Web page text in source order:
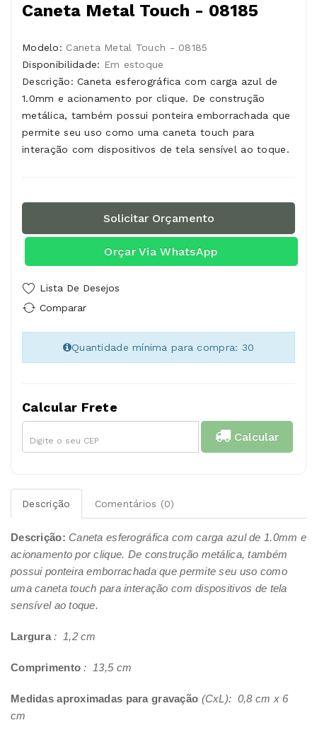
Caneta Metal Touch - 08185
Modelo: Caneta Metal Touch - 08185
Disponibilidade: Em estoque
Descrição: Caneta esferográfica com carga azul de
1.0mm e acionamento por clique. De construção
metálica, também possui ponteira emborrachada que
permite seu uso como uma caneta touch para
interação com dispositivos de tela sensível ao toque.
Solicitar Orçamento
Orçar Via WhatsApp
Lista De Desejos
Comparar
Quantidade mínima para compra: 30
Calcular Frete
Calcular
Descrição Comentários (0)
Descrição: Caneta esferográfica com carga azul de 1.0mm e
acionamento por clique. De construção metálica, também
possui ponteira emborrachada que permite seu uso como
uma caneta touch para interação com dispositivos de tela
sensível ao toque.
Largura: 1,2 cm
Comprimento : 13,5 cm
Medidas aproximadas para gravação (CxL): 0,8 cm x 6
cm